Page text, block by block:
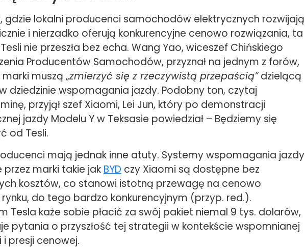
gdzie lokalni producenci samochodów elektrycznych rozwijają
i nierzadko oferują konkurencyjne cenowo rozwiązania, ta
nie przeszła bez echa. Wang Yao, wiceszef Chińskiego
Producentów Samochodów, przyznał na jednym z forów,
muszą „zmierzyć się z rzeczywistą przepaścią”dzielącą
dziedzinie wspomagania jazdy. Podobny ton, czytaj
przyjął szef Xiaomi, Lei Jun, który po demonstracji
jazdy Modelu Y w Teksasie powiedział – Będziemy się
od Tesli.
mają jednak inne atuty. Systemy wspomagania jazdy
marki takie jak BYD czy Xiaomi są dostępne bez
kosztów, co stanowi istotną przewagę na cenowo
do tego bardzo konkurencyjnym (przyp. red.).
Tesla każe sobie płacić za swój pakiet niemal 9 tys. dolarów,
pytania o przyszłość tej strategii w kontekście wspomnianej
i presji cenowej.